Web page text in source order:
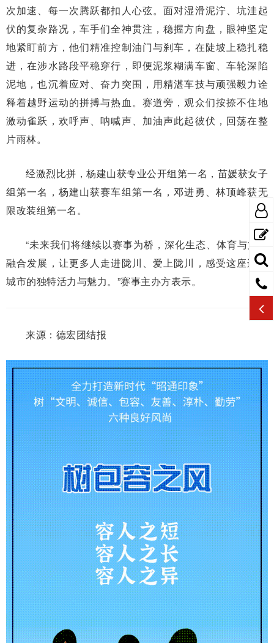
次加速、每一次腾跃都扣人心弦。面对湿滑泥泞、坑洼起
伏的复杂路况，车手们全神贯注，稳握方向盘，眼神坚定
地紧盯前方，他们精准控制油门与刹车，在陡坡上稳扎稳
进，在涉水路段平稳穿行，即便泥浆糊满车窗、车轮深陷
泥地，也沉着应对、奋力突围，用精湛车技与顽强毅力诠
释着越野运动的拼搏与热血。赛道旁，观众们按捺不住地
激动雀跃，欢呼声、呐喊声、加油声此起彼伏，回荡在整
片雨林。
经激烈比拼，杨建山获专业公开组第一名，苗媛获女子
组第一名，杨建山获赛车组第一名，邓进勇、林顶峰获无
限改装组第一名。
“未来我们将继续以赛事为桥，深化生态、体育与文旅
融合发展，让更多人走进陇川、爱上陇川，感受这座边境
城市的独特活力与魅力。”赛事主办方表示。
来源：德宏团结报